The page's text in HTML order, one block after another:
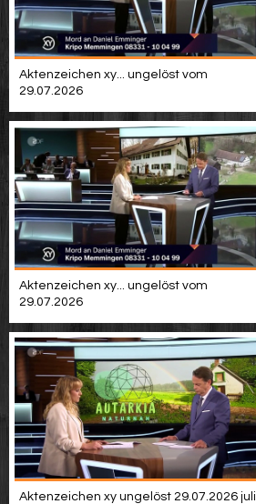
Aktenzeichen xy... ungelöst vom
29.07.2026
Aktenzeichen xy... ungelöst vom
29.07.2026
Aktenzeichen xy ungelöst 29.07.2026 juli